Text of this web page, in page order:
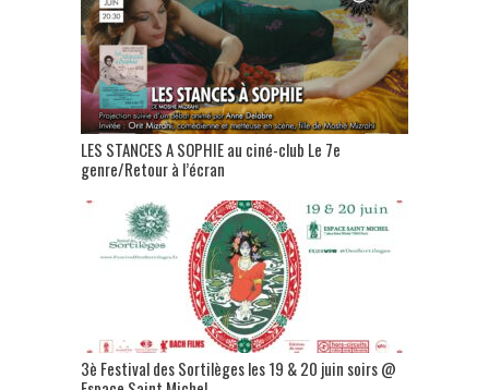
LES STANCES A SOPHIE au ciné-club Le 7e
genre/Retour à l’écran
3è Festival des Sortilèges les 19 & 20 juin soirs @